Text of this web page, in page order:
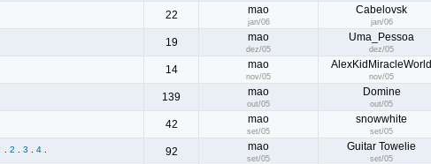
22 mao
jan/06
Cabelovsk
jan/06
19 mao
dez/05
Uma_Pessoa
dez/05
14 mao
nov/05
AlexKidMiracleWorld
nov/05
139 mao
out/05
Domine
out/05
42 mao
set/05
snowwhite
set/05
2 3 4 92 mao
set/05
Guitar Towelie
set/05